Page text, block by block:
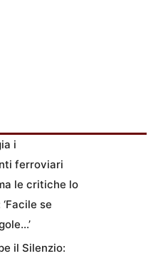
i
ferroviari
le critiche lo
se
il Silenzio: